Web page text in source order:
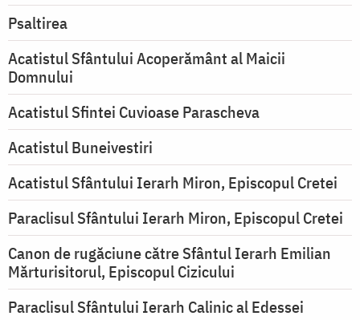
Psaltirea
Acatistul Sfântului Acoperământ al Maicii
Domnului
Acatistul Sfintei Cuvioase Parascheva
Acatistul Buneivestiri
Acatistul Sfântului Ierarh Miron, Episcopul Cretei
Paraclisul Sfântului Ierarh Miron, Episcopul Cretei
Canon de rugăciune către Sfântul Ierarh Emilian
Mărturisitorul, Episcopul Cizicului
Paraclisul Sfântului Ierarh Calinic al Edessei